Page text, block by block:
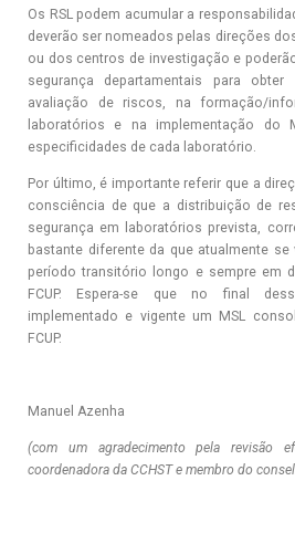
Os RSL podem acumular a
deverão ser nomeados pelas direções
ou dos centros de investigação e
segurança departamentais para
avaliação de riscos, na formação/
laboratórios e na implementação do
especificidades de cada laboratório.
Por último, é importante referir que a
consciência de que a distribuição de
segurança em laboratórios prevista,
bastante diferente da que atualmente
período transitório longo e sempre em
FCUP. Espera-se que no final
implementado e vigente um MSL
FCUP.
Manuel Azenha
(com um agradecimento pela revisão
coordenadora da CCHST e membro do